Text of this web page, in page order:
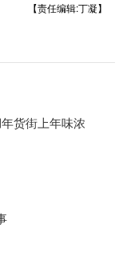
【责任编辑:丁凝】
货街上年味浓